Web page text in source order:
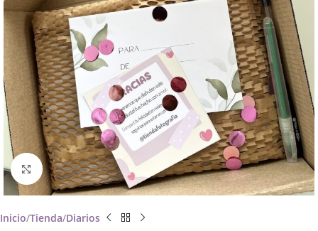
Click to enlarge
Inicio Tienda Diarios